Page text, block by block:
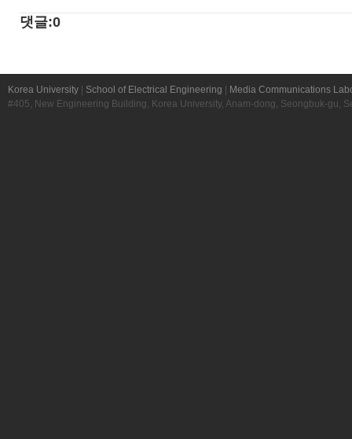
댓글:0
Korea University School of Electrical Engineering
Media Communications
#405, New Engineering Building, Korea University, Anam-dong, Seongbuk-gu,